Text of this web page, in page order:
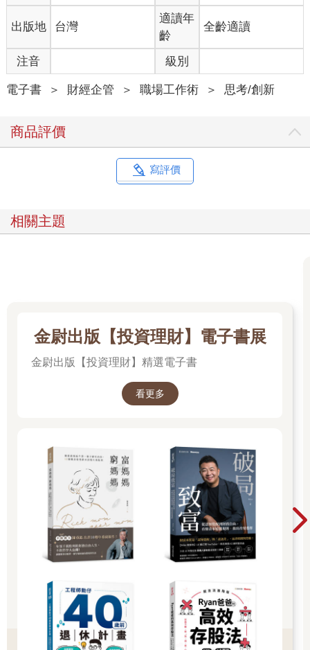
出版地 台灣
適讀年
齡
全齡適讀
注音 級別
電子書 ＞ 財經企管 ＞ 職場工作術 ＞ 思考/創新
商品評價
寫評價
相關主題
金尉出版【投資理財】電子書展
金尉出版【投資理財】精選電子書
看更多